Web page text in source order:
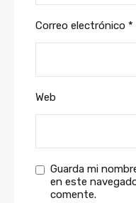
Correo electrónico *
Web
Guarda mi
en este
comente.